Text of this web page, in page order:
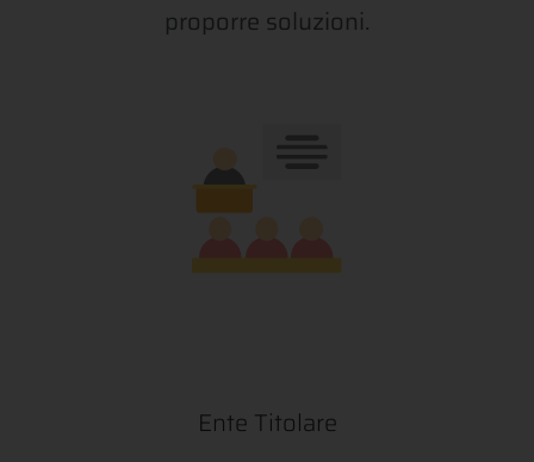
proporre soluzioni.
Ente Titolare